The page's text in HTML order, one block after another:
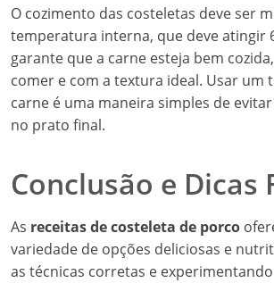
O cozimento das costeletas deve ser
temperatura interna, que deve atingir
garante que a carne esteja bem
comer e com a textura ideal. Usar um
carne é uma maneira simples de
no prato final.
Conclusão e Dicas
As receitas de costeleta de porco
variedade de opções deliciosas e
as técnicas corretas e